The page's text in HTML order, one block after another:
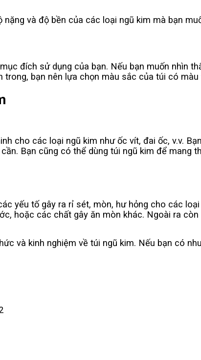
và độ bền của các loại ngũ kim mà bạn
đích sử dụng của bạn. Nếu bạn muốn nhìn
trong, bạn nên lựa chọn màu sắc của túi có màu
cho các loại ngũ kim như ốc vít, đai ốc, v.v.
Bạn cũng có thể dùng túi ngũ kim để mang
yếu tố gây ra rỉ sét, mòn, hư hỏng cho các
hoặc các chất gây ăn mòn khác. Ngoài ra
và kinh nghiệm về túi ngũ kim. Nếu bạn có